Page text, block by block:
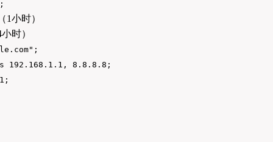
1小时）
时）
192.168.1.1, 8.8.8.8;